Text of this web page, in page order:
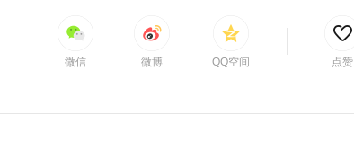
微信 微博 QQ空间 点赞